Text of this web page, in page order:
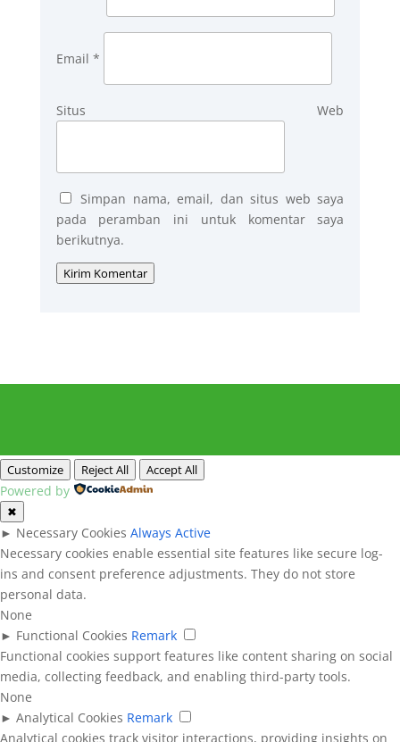
Email *
Situs Web
Simpan nama, email, dan situs web saya
pada peramban ini untuk komentar saya
berikutnya.
Kirim Komentar
Customize Reject All Accept All
Powered by
✖
► Necessary Cookies Always Active
Necessary cookies enable essential site features like secure log-
ins and consent preference adjustments. They do not store
personal data.
None
► Functional Cookies Remark
Functional cookies support features like content sharing on social
media, collecting feedback, and enabling third-party tools.
None
► Analytical Cookies Remark
Analytical cookies track visitor interactions, providing insights on